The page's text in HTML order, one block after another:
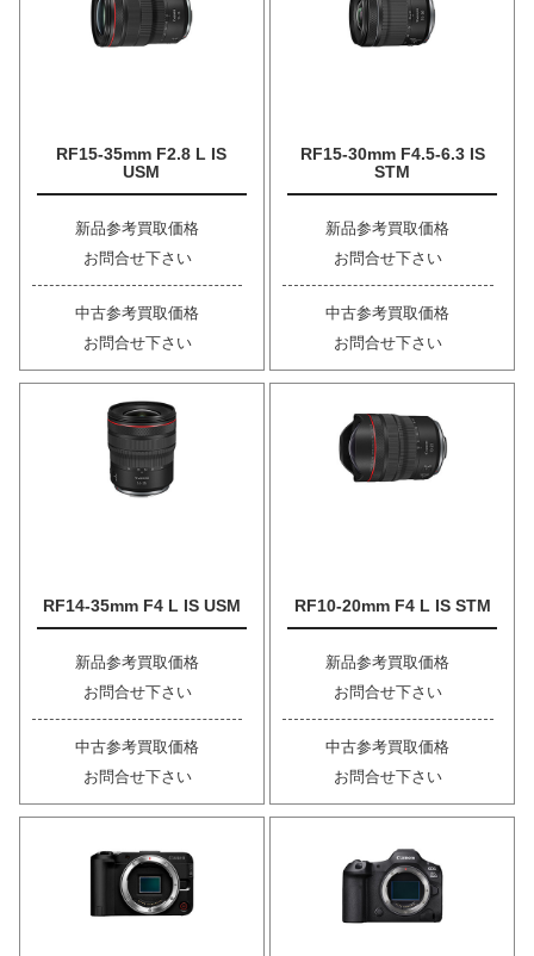
RF15-35mm F2.8 L IS
USM
新品参考買取価格
お問合せ下さい
中古参考買取価格
お問合せ下さい
RF15-30mm F4.5-6.3 IS
STM
新品参考買取価格
お問合せ下さい
中古参考買取価格
お問合せ下さい
RF14-35mm F4 L IS USM
新品参考買取価格
お問合せ下さい
中古参考買取価格
お問合せ下さい
RF10-20mm F4 L IS STM
新品参考買取価格
お問合せ下さい
中古参考買取価格
お問合せ下さい